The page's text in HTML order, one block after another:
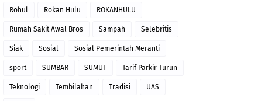
Rohul Rokan Hulu ROKANHULU
Rumah Sakit Awal Bros Sampah Selebritis
Siak Sosial Sosial Pemerintah Meranti
sport SUMBAR SUMUT Tarif Parkir Turun
Teknologi Tembilahan Tradisi UAS